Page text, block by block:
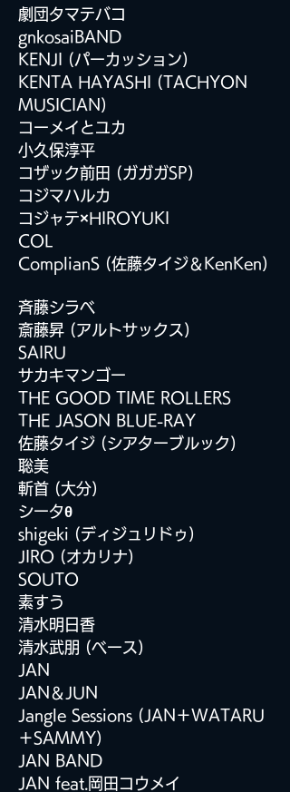
劇団タマテバコ
gnkosaiBAND
KENJI ( パーカッション)
KENTA HAYASHI (TACHYON
MUSICIAN)
コーメイとユカ
小久保淳平
コザック前田 (ガガガSP)
コジマハルカ
コジャテ× HIROYUKI
COL
ComplianS (佐藤タイジ＆KenKen)
斉藤シラベ
斎藤昇 (アルトサックス)
SAIRU
サカキマンゴー
THE GOOD TIME ROLLERS
THE JASON BLUE-RAY
佐藤タイジ (シアターブルック)
聡美
斬首 (大分)
シータθ
shigeki (ディジュリドゥ)
JIRO (オカリナ)
SOUTO
素すう
清水明日香
清水武朋 (ベース)
JAN
​JAN＆JUN
Jangle Sessions (JAN＋WATARU
＋SAMMY)
JAN BAND
JAN feat.岡田コウメイ